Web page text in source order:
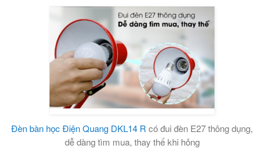
Đèn bàn học Điện Quang DKL14 R có đui đèn E27 thông dụng,
dễ dàng tìm mua, thay thế khi hỏng